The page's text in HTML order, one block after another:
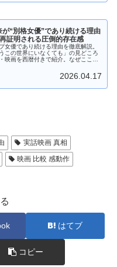
が“別格女優”であり続ける理由
証明される圧倒的存在感
女優であり続ける理由を徹底解説。
この世界にいなくても」の見どころ
映画を西暦付きで紹介。なぜここま
2026.04.17
実話映画 真相
映画 比較 感動作
はてブ
コピー